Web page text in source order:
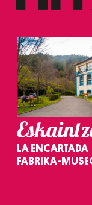
dezakezun
Lortu zure datu
buruzko
datuen atalean.
zure baimena
Webgune honek
fitxategiak
zerbitzuak
baliatzen gara.
erabiltzeko
LA ENCARTADA
FABRIKA-